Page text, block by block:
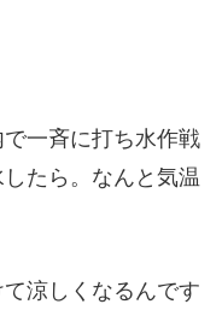
一斉に打ち水作戦
たら。なんと気温
涼しくなるんです